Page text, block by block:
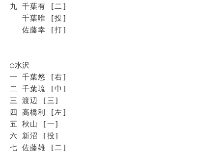
九 千葉有 [二]
千葉唯 [投]
佐藤幸 [打]
◯水沢
一 千葉悠 [右]
二 千葉琉 [中]
三 渡辺 [三]
四 高橋利 [左]
五 秋山 [一]
六 新沼 [投]
七 佐藤雄 [二]